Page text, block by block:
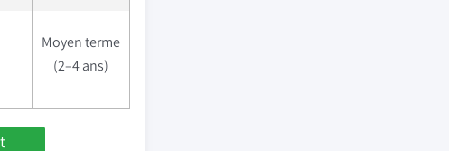
Moyen terme
(2–4 ans)